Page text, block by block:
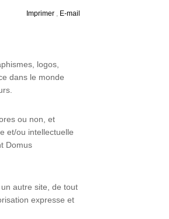
Imprimer , E-mail
logos,
dans le monde
ou non, et
et/ou intellectuelle
Domus
autre site, de tout
expresse et